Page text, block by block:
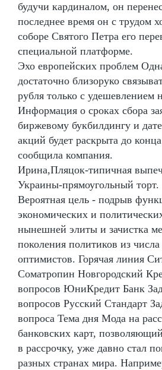
будучи кардиналом, он
последнее время он с трудом
соборе Святого Петра его
специальной платформе.
Эхо европейских проблем
достаточно близоруко
рубля только с удешевлением
Информация о сроках сбора
биржевому букбилдингу и
акций будет раскрыта до
сообщила компания.
Ирина,Пляцок-типичная
Украины-прямоугольный торт.
Вероятная цель - подрыв
экономических и
нынешней элиты и зачистка
поколения политиков из числа
оптимистов. Горячая линия
Cоматропин Новгородский
вопросов ЮниКредит Банк
вопросов Русский Стандарт
вопроса Тема дня Мода на
банковских карт,
в рассрочку, уже давно стал
разных странах мира.